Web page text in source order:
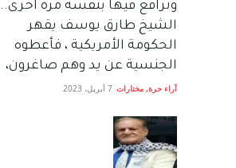
وترافع فيها بنفسه مرة اخرى..
الشيخ طارق يوسف يقهر
الحكومة الأمريكية ، فأعطوه
الجنسية عن يد وهم صاغرون،
آراء حرة, مختارات 7 أبريل، 2023